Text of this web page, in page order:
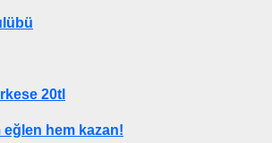
20tl
hem kazan!